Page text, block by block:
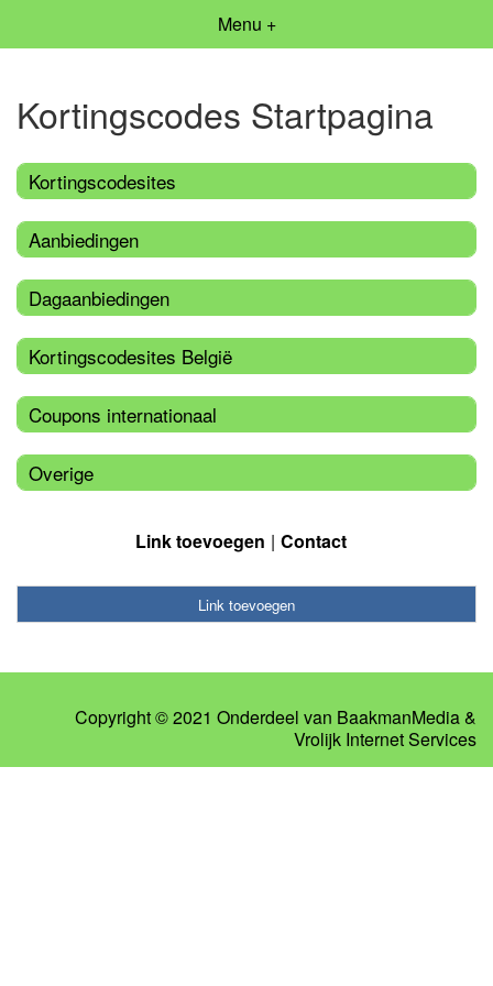
Menu +
Kortingscodes Startpagina
Kortingscodesites
Aanbiedingen
Dagaanbiedingen
Kortingscodesites België
Coupons internationaal
Overige
Link toevoegen Contact
Link toevoegen
Copyright © 2021 Onderdeel van BaakmanMedia&
Vrolijk Internet Services